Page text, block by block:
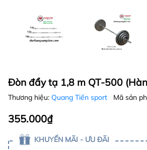
Đòn đẩy tạ 1,8 m QT-500
Thương hiệu: Quang Tiến sport Mã sản
355.000₫
KHUYẾN MÃI - ƯU ĐÃI